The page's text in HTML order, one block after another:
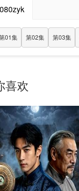
01集 第02集 第03集
喜欢